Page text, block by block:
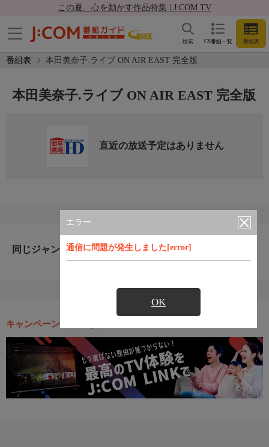
この夏、心を動かす作品特集 | J:COM TV
CS番組一覧 番組表
検索
番組表 本田美奈子.ライブ ON AIR EAST 完全版
エラー
通信に問題が発生しました[error]
OK
本田美奈子.ライブ ON AIR EAST 完全版
直近の放送予定はありません
同じジャンルのおすすめ番組
キャンペーン・お得な情報